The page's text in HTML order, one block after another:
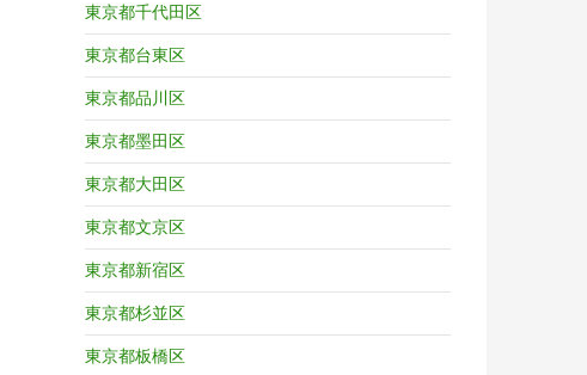
東京都千代田区
東京都台東区
東京都品川区
東京都墨田区
東京都大田区
東京都文京区
東京都新宿区
東京都杉並区
東京都板橋区